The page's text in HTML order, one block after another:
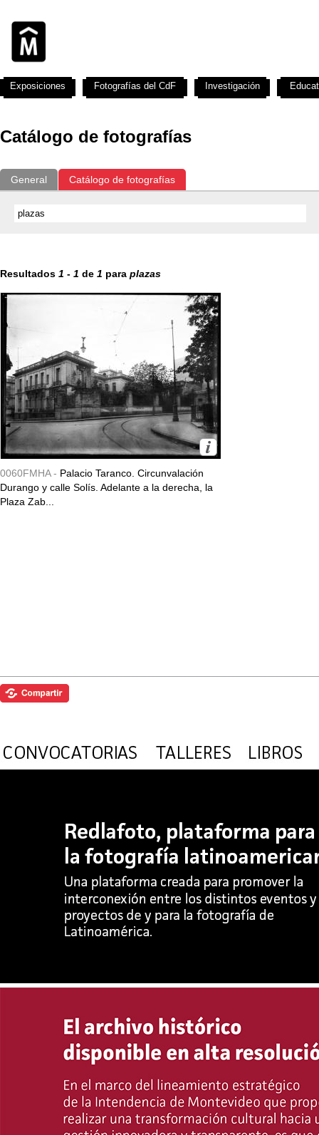
Catálogo de fotografías
General Catálogo de fotografías
Resultados 1 - 1 de 1 para plazas
0060FMHA - Palacio Taranco. Circunvalación
Durango y calle Solís. Adelante a la derecha, la
Plaza Zab...
Exposiciones Fotografías del CdF Investigación